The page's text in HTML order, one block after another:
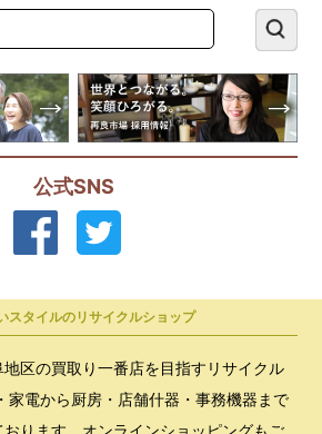
公式SNS
スタイルのリサイクルショップ
区の買取り一番店を目指すリサイクル
家電から厨房・店舗什器・事務機器まで
ります。オンラインショッピングもご